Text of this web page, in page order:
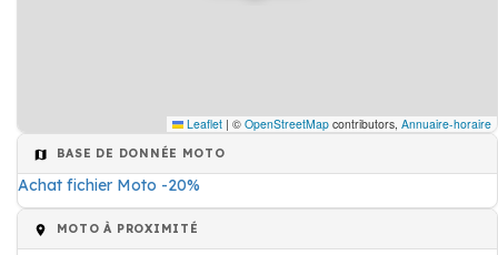
Leaflet | © OpenStreetMap contributors, Annuaire-horaire
BASE DE DONNÉE MOTO
Achat fichier Moto -20%
MOTO À PROXIMITÉ